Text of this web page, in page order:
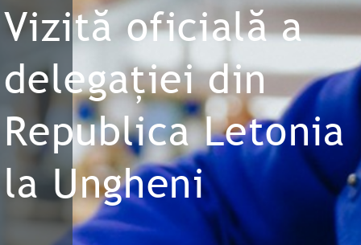
Vizită oficială a
delegației din
Republica Letonia
la Ungheni